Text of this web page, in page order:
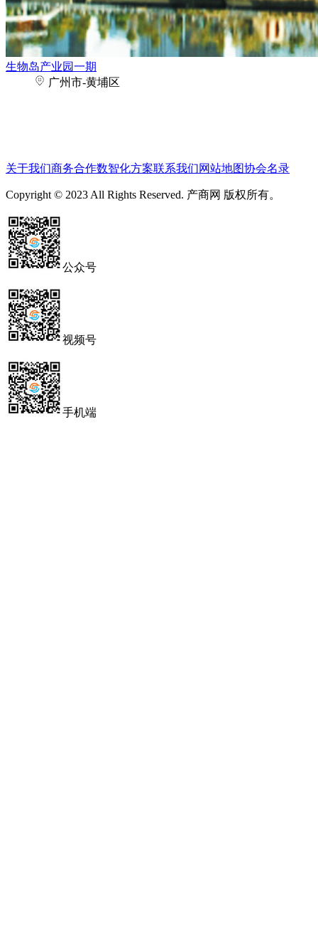
生物岛产业园一期
广州市-黄埔区
关于我们商务合作数智化方案联系我们网站地图协会名录
Copyright © 2023 All Rights Reserved. 产商网 版权所有。
公众号
视频号
手机端